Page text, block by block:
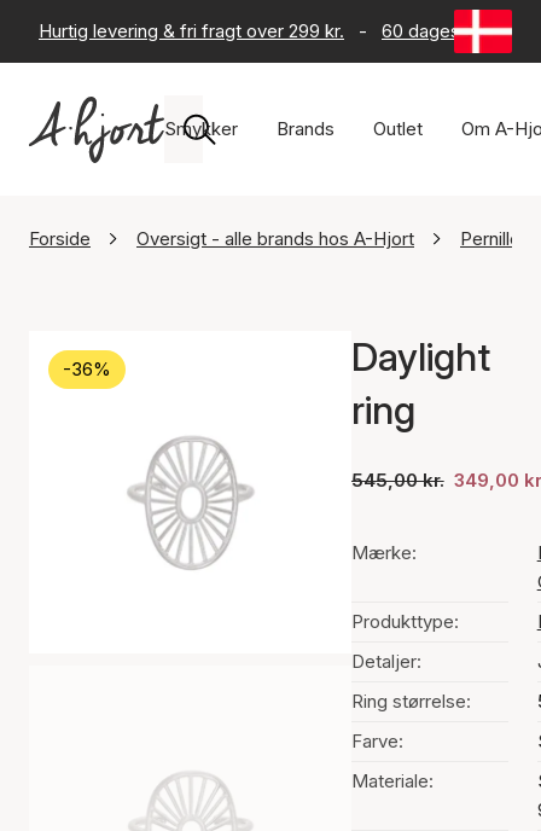
Hurtig levering & fri fragt over 299 kr. - 60 dages returret
Smykker Brands Outlet Om A-
Forside Oversigt - alle brands hos A-Hjort Pernille
-36%
Daylight
ring
545,00 kr. 349,00
Mærke:
Produkttype:
Detaljer:
Ring størrelse:
Farve:
Materiale: